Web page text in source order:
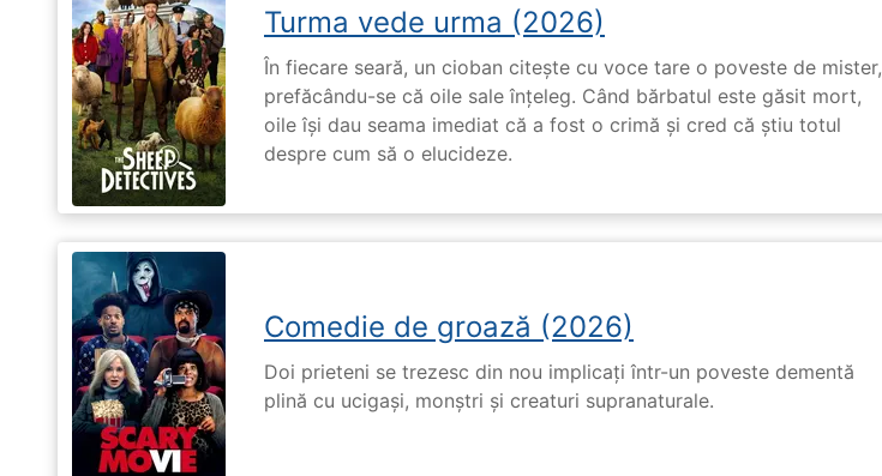
Turma vede urma (2026)
În fiecare seară, un cioban citește cu voce tare o poveste de mister,
prefăcându-se că oile sale înțeleg. Când bărbatul este găsit mort,
oile își dau seama imediat că a fost o crimă și cred că știu totul
despre cum să o elucideze.
Comedie de groază (2026)
Doi prieteni se trezesc din nou implicați într-un poveste dementă
plină cu ucigași, monștri și creaturi supranaturale.